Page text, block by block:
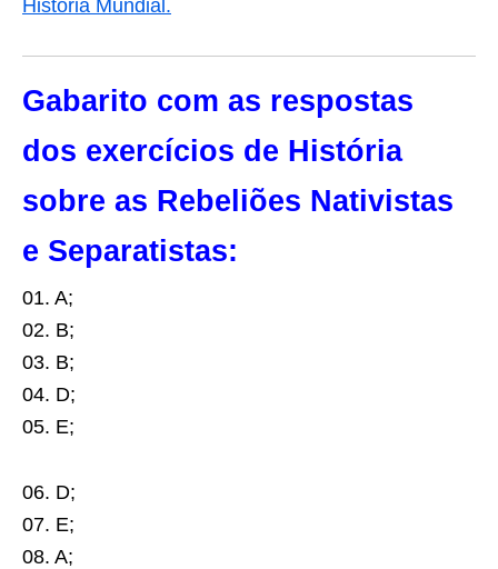
História Mundial.
Gabarito com as respostas
dos exercícios de História
sobre as Rebeliões Nativistas
e Separatistas:
01. A;
02. B;
03. B;
04. D;
05. E;
06. D;
07. E;
08. A;